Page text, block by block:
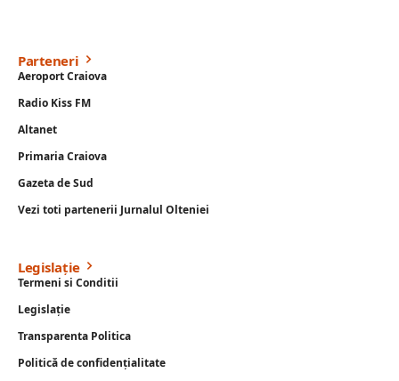
Parteneri
Aeroport Craiova
Radio Kiss FM
Altanet
Primaria Craiova
Gazeta de Sud
Vezi toti partenerii Jurnalul Olteniei
Legislație
Termeni si Conditii
Legislație
Transparenta Politica
Politică de confidențialitate